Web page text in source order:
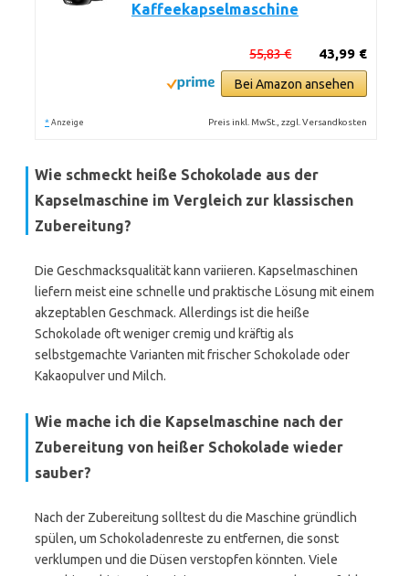
Kaffeekapselmaschine
43,99 €
55,83 €
Bei Amazon ansehen
* Anzeige Preis inkl. MwSt., zzgl. Versandkosten
Wie schmeckt heiße Schokolade aus der
Kapselmaschine im Vergleich zur klassischen
Zubereitung?
Die Geschmacksqualität kann variieren. Kapselmaschinen
liefern meist eine schnelle und praktische Lösung mit einem
akzeptablen Geschmack. Allerdings ist die heiße
Schokolade oft weniger cremig und kräftig als
selbstgemachte Varianten mit frischer Schokolade oder
Kakaopulver und Milch.
Wie mache ich die Kapselmaschine nach der
Zubereitung von heißer Schokolade wieder
sauber?
Nach der Zubereitung solltest du die Maschine gründlich
spülen, um Schokoladenreste zu entfernen, die sonst
verklumpen und die Düsen verstopfen könnten. Viele